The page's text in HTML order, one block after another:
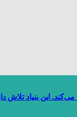
این بنیاد